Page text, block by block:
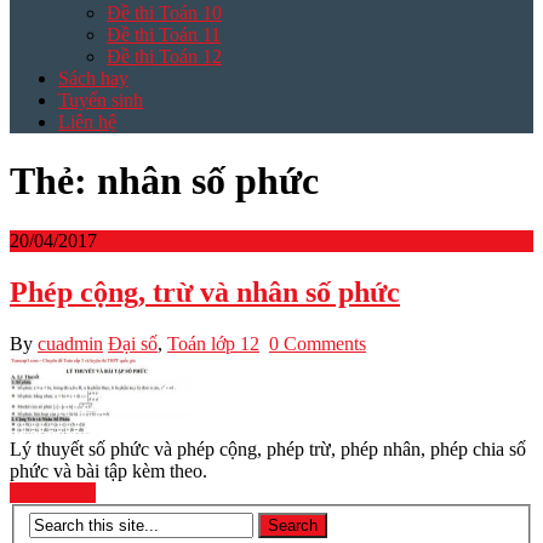
Đề thi Toán 10
Đề thi Toán 11
Đề thi Toán 12
Sách hay
Tuyển sinh
Liên hệ
Thẻ: nhân số phức
20/04/2017
Phép cộng, trừ và nhân số phức
By cuadmin Đại số, Toán lớp 12 0 Comments
Lý thuyết số phức và phép cộng, phép trừ, phép nhân, phép chia số
phức và bài tập kèm theo.